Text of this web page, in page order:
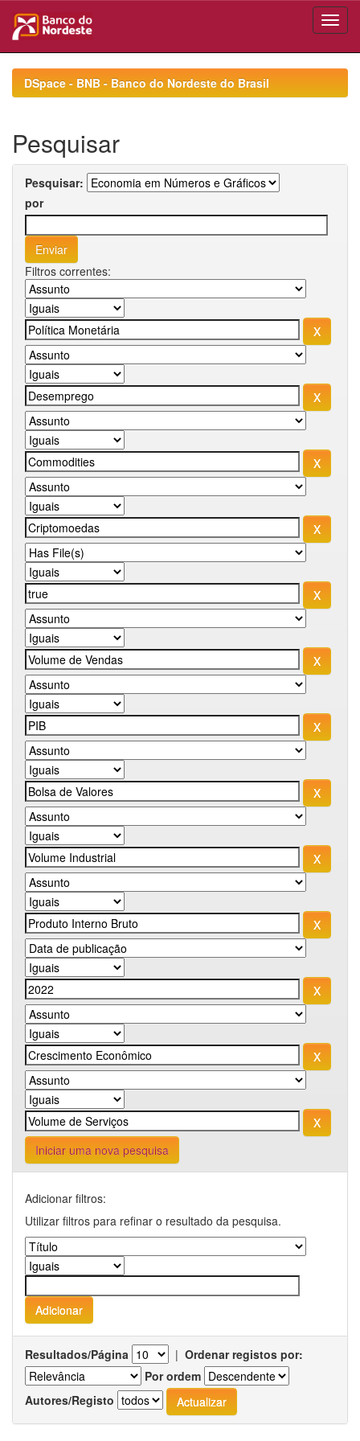
navigationDSpace - BNB - Banco do Nordeste do Brasil
Pesquisar
Pesquisar:
por
Filtros correntes:
Iniciar uma nova pesquisa
Adicionar filtros:
Utilizar filtros para refinar o resultado da pesquisa.
Resultados/Página | Ordenar registos por:
Por ordem
Autores/Registo